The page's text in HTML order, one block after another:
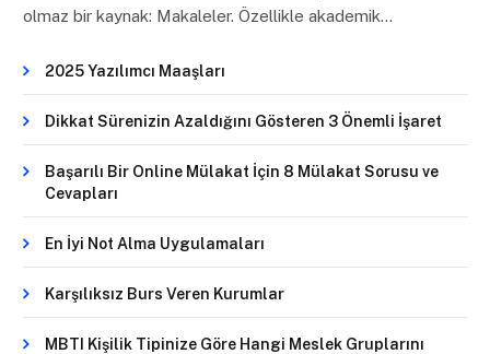
olmaz bir kaynak: Makaleler. Özellikle akademik…
2025 Yazılımcı Maaşları
Dikkat Sürenizin Azaldığını Gösteren 3 Önemli İşaret
Başarılı Bir Online Mülakat İçin 8 Mülakat Sorusu ve
Cevapları
En İyi Not Alma Uygulamaları
Karşılıksız Burs Veren Kurumlar
MBTI Kişilik Tipinize Göre Hangi Meslek Gruplarını